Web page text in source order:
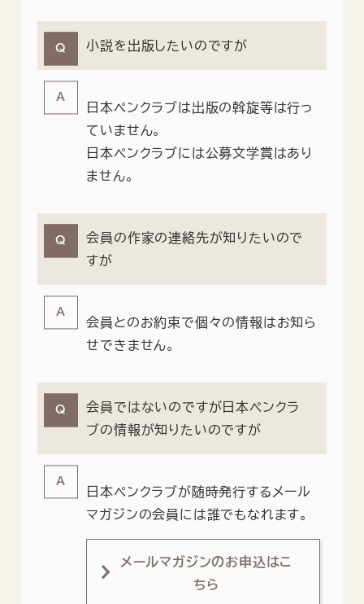
小説を出版したいのですが
日本ペンクラブは出版の斡旋等は行っ
ていません。
日本ペンクラブには公募文学賞はあり
ません。
会員の作家の連絡先が知りたいので
すが
会員とのお約束で個々の情報はお知ら
せできません。
会員ではないのですが日本ペンクラ
ブの情報が知りたいのですが
日本ペンクラブが随時発行するメール
マガジンの会員には誰でもなれます。
メールマガジンのお申込はこ
ちら